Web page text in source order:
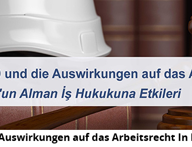
auf das Arbeitsrecht